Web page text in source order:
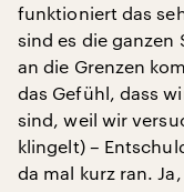
funktioniert das
sind es die ganzen
an die Grenzen
das Gefühl, dass
sind, weil wir
klingelt) –
da mal kurz ran. Ja,